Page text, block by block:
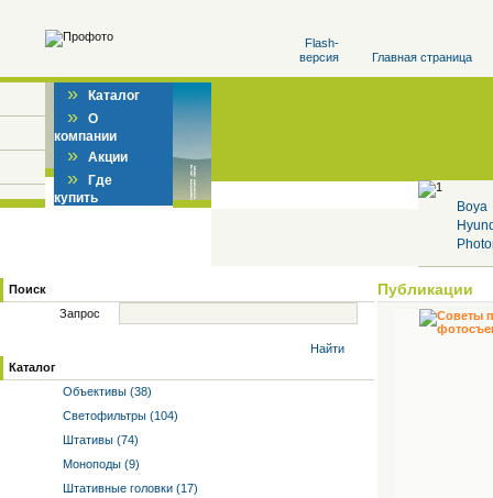
Flash-
версия
Главная страница
» Каталог
» О
компании
» Акции
» Где
купить
Boya
Поиск
Запрос
Найти
Каталог
Объективы (38)
Светофильтры (104)
Штативы (74)
Моноподы (9)
Штативные головки (17)
Публикации